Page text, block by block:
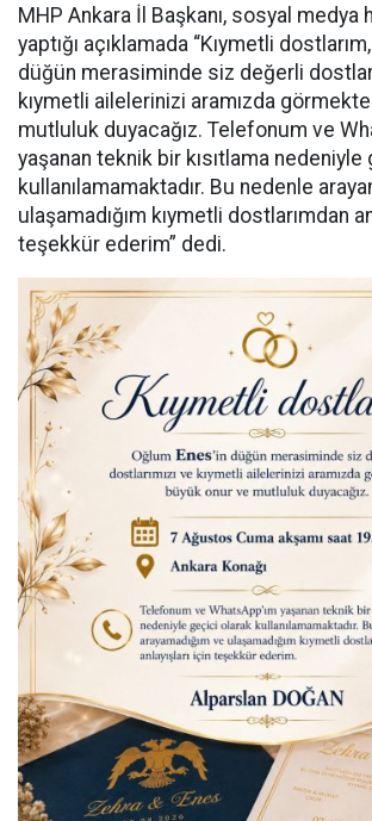
MHP Ankara İl Başkanı, sosyal medya
yaptığı açıklamada “Kıymetli
düğün merasiminde siz değerli
kıymetli ailelerinizi aramızda
mutluluk duyacağız. Telefonum ve
yaşanan teknik bir kısıtlama
kullanılamamaktadır. Bu nedenle
ulaşamadığım kıymetli dostlarımdan
teşekkür ederim” dedi.